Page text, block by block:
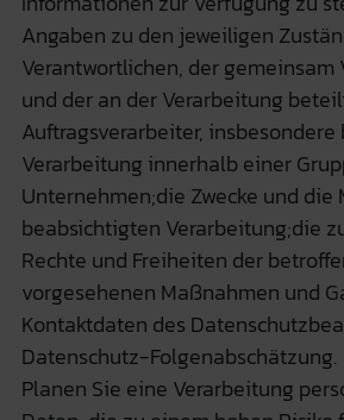
Angaben zu den jeweiligen
Verantwortlichen, der gemeinsam
und der an der Verarbeitung
Auftragsverarbeiter,
Verarbeitung innerhalb einer
Unternehmen;die Zwecke und die
beabsichtigten Verarbeitung;die
Rechte und Freiheiten der
vorgesehenen Maßnahmen und
Kontaktdaten des
Datenschutz-Folgenabschätzung.
Planen Sie eine Verarbeitung